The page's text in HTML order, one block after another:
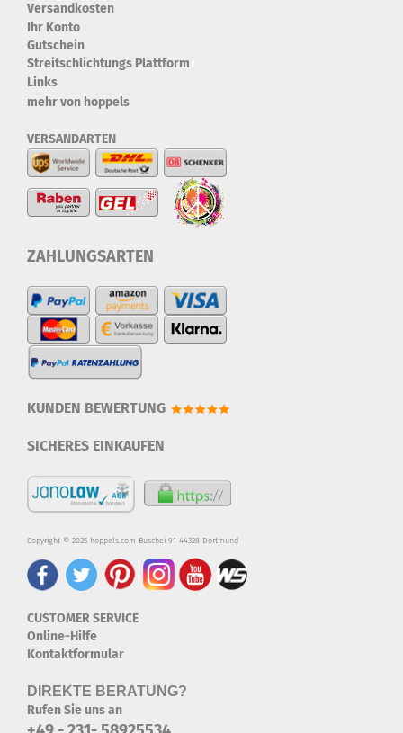
Versandkosten
Ihr Konto
Gutschein
Streitschlichtungs Plattform
Links
mehr von hoppels
VERSANDARTEN
ZAHLUNGSARTEN
KUNDEN BEWERTUNG
SICHERES EINKAUFEN
Copyright © 2025 hoppels.com Buschei 91 44328 Dortmund
CUSTOMER SERVICE
Online-Hilfe
Kontaktformular
DIREKTE BERATUNG?
Rufen Sie uns an